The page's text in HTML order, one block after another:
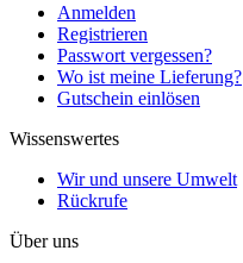
Anmelden
Registrieren
Passwort vergessen?
Wo ist meine Lieferung?
Gutschein einlösen
Wissenswertes
Wir und unsere Umwelt
Rückrufe
Über uns